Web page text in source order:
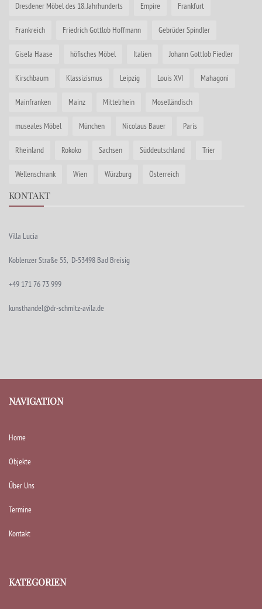
Dresdener Möbel des 18. Jahrhunderts Empire Frankfurt
Frankreich Friedrich Gottlob Hoffmann Gebrüder Spindler
Gisela Haase höfisches Möbel Italien Johann Gottlob Fiedler
Kirschbaum Klassizismus Leipzig Louis XVI Mahagoni
Mainfranken Mainz Mittelrhein Moselländisch
museales Möbel München Nicolaus Bauer Paris
Rheinland Rokoko Sachsen Süddeutschland Trier
Wellenschrank Wien Würzburg Österreich
KONTAKT
Villa Lucia
Koblenzer Straße 55, D-53498 Bad Breisig
+49 171 76 73 999
kunsthandel@dr-schmitz-avila.de
NAVIGATION
Home
Objekte
Über Uns
Termine
Kontakt
KATEGORIEN